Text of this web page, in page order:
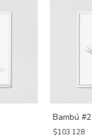
Bambú #2
$103.128